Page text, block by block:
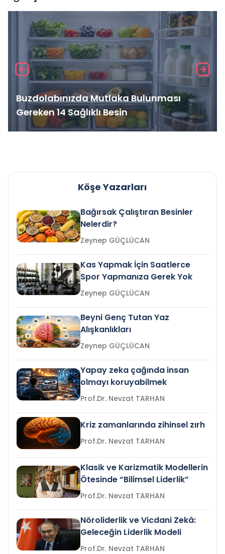
Buzdolabınızda Mutlaka Bulunması
Gereken 14 Sağlıklı Besin
Köşe Yazarları
Bağırsak Çalıştıran Besinler
Nelerdir?
Zeynep GÜÇLÜCAN
Kas Yapmak İçin Saatlerce
Spor Yapmanıza Gerek Yok
Zeynep GÜÇLÜCAN
Beyni Genç Tutan Yaz
Alışkanlıkları
Zeynep GÜÇLÜCAN
Yapay zeka çağında insan
olmayı koruyabilmek
Prof.Dr. Nevzat TARHAN
Kriz zamanlarında zihinsel zırh
Prof.Dr. Nevzat TARHAN
Klasik ve Karizmatik Modellerin
Ötesinde “Bilimsel Liderlik”
Prof.Dr. Nevzat TARHAN
Nöroliderlik ve Vicdani Zekâ:
Geleceğin Liderlik Modeli
Prof.Dr. Nevzat TARHAN